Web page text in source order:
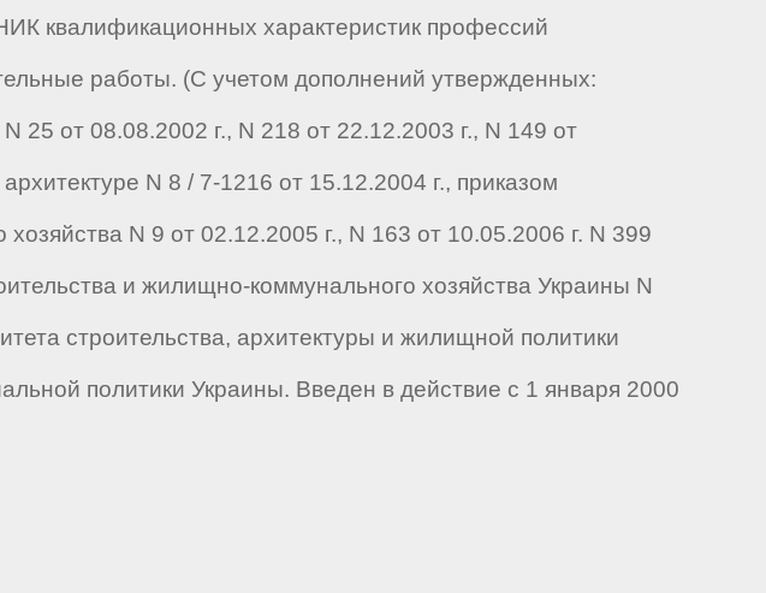
квалификационных характеристик профессий
работы. (С учетом дополнений утвержденных:
25 от 08.08.2002 г., N 218 от 22.12.2003 г., N 149 от
N 8 / 7-1216 от 15.12.2004 г., приказом
N 9 от 02.12.2005 г., N 163 от 10.05.2006 г. N 399
и жилищно-коммунального хозяйства Украины N
строительства, архитектуры и жилищной политики
политики Украины. Введен в действие с 1 января 2000